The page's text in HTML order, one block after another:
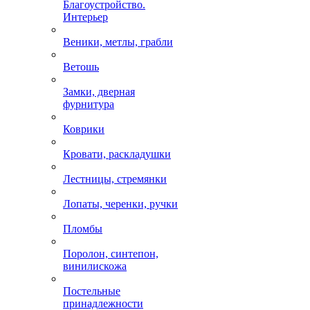
Благоустройство.
Интерьер
Веники, метлы, грабли
Ветошь
Замки, дверная
фурнитура
Коврики
Кровати, раскладушки
Лестницы, стремянки
Лопаты, черенки, ручки
Пломбы
Поролон, синтепон,
винилискожа
Постельные
принадлежности